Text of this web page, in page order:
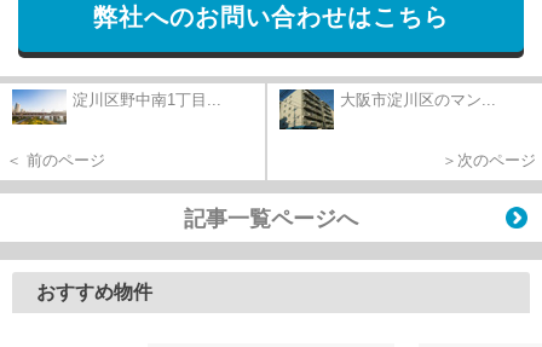
弊社へのお問い合わせはこちら
淀川区野中南1丁目...
＜ 前のページ
大阪市淀川区のマン...
＞次のページ
記事一覧ページへ
おすすめ物件